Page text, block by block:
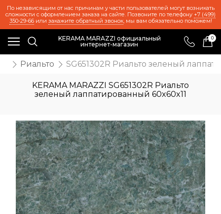
По независящим от нас причинам у части пользователей могут возникать
сложности с оформлением заказа на сайте. Позвоните по телефону +7 (499)
350-29-66или закажите обратный звонок, мы вам обязательно поможем!
KERAMA MARAZZI официальный
интернет-магазин
0
Риальто SG651302R Риальто зеленый
KERAMA MARAZZI SG651302R Риальто
зеленый лаппатированный 60x60x11